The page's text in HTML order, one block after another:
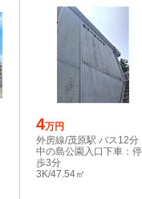
4万円
外房線/茂原駅 バス12分
中の島公園入口下車：停
歩3分
3K/47.54㎡